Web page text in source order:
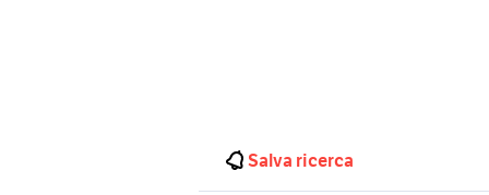
Salva ricerca